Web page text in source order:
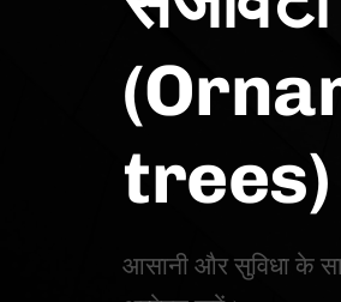
trees)
आसानी और सुविधा के